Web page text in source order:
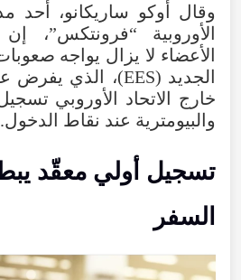
وقال أوكو ساريكانو، أحد
الأوروبية “فرونتكس”، إن
الأعضاء لا يزال يواجه
الجديد (
EES)، الذي يفرض
خارج الاتحاد الأوروبي
والبيومترية عند نقاط الدخول.
تسجيل أولي معقّد
السفر